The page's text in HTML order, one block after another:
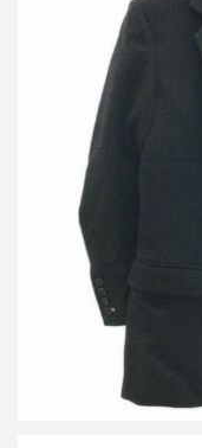
ヨウジヤマモト コス
ット&